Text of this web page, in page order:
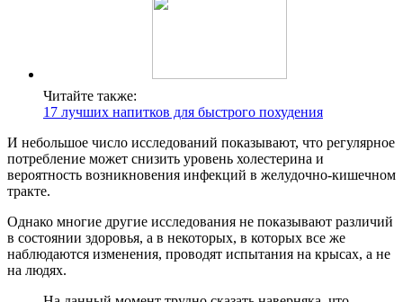
Читайте также:
17 лучших напитков для быстрого похудения
И небольшое число исследований показывают, что регулярное
потребление может снизить уровень холестерина и
вероятность возникновения инфекций в желудочно-кишечном
тракте.
Однако многие другие исследования не показывают различий
в состоянии здоровья, а в некоторых, в которых все же
наблюдаются изменения, проводят испытания на крысах, а не
на людях.